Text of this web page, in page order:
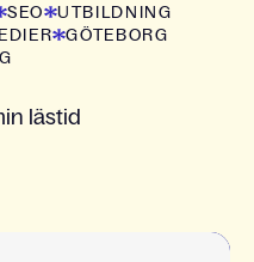
SEO
UTBILDNING
GÖTEBORG
lästid